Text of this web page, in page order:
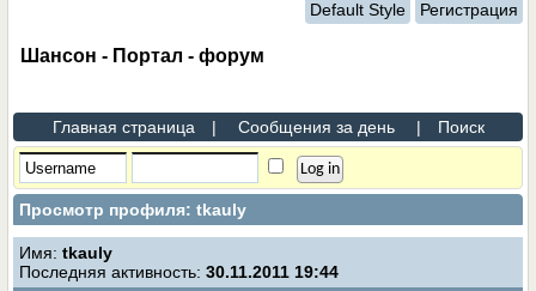
Default Style Регистрация
Шансон - Портал - форум
Главная страница | Сообщения за день | Поиск
Просмотр профиля: tkauly
Имя:tkauly
Последняя активность: 30.11.2011 19:44